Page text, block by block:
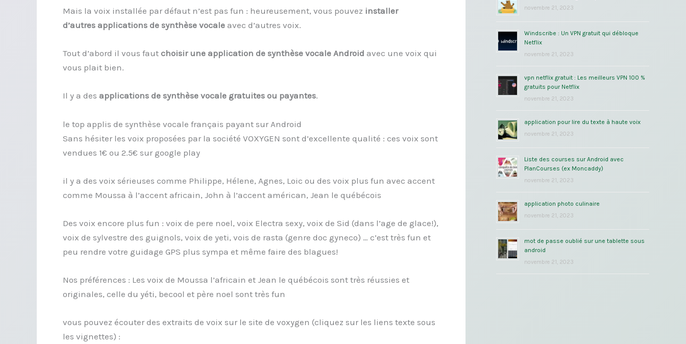
Mais la voix installée par défaut n’est pas fun : heureusement, vous pouvez installer
d’autres applications de synthèse vocale avec d’autres voix.
Tout d’abord il vous faut choisir une application de synthèse vocale Android avec une voix qui
vous plait bien.
Il y a des applications de synthèse vocale gratuites ou payantes.
le top applis de synthèse vocale français payant sur Android
Sans hésiter les voix proposées par la société VOXYGEN sont d’excellente qualité : ces voix sont
vendues 1€ ou 2.5€ sur google play
il y a des voix sérieuses comme Philippe, Hélene, Agnes, Loic ou des voix plus fun avec accent
comme Moussa à l’accent africain, John à l’accent américan, Jean le québécois
Des voix encore plus fun : voix de pere noel, voix Electra sexy, voix de Sid (dans l’age de glace!),
voix de sylvestre des guignols, voix de yeti, vois de rasta (genre doc gyneco) … c’est très fun et
peu rendre votre guidage GPS plus sympa et même faire des blagues!
Nos préférences : Les voix de Moussa l’africain et Jean le québécois sont très réussies et
originales, celle du yéti, becool et père noel sont très fun
vous pouvez écouter des extraits de voix sur le site de voxygen (cliquez sur les liens texte sous
les vignettes) :
novembre 21, 2023
Windscribe : Un VPN gratuit qui débloque
Netflix
novembre 21, 2023
vpn netflix gratuit : Les meilleurs VPN 100 %
gratuits pour Netflix
novembre 21, 2023
application pour lire du texte à haute voix
novembre 21, 2023
Liste des courses sur Android avec
PlanCourses (ex Moncaddy)
novembre 21, 2023
application photo culinaire
novembre 21, 2023
mot de passe oublié sur une tablette sous
android
novembre 21, 2023